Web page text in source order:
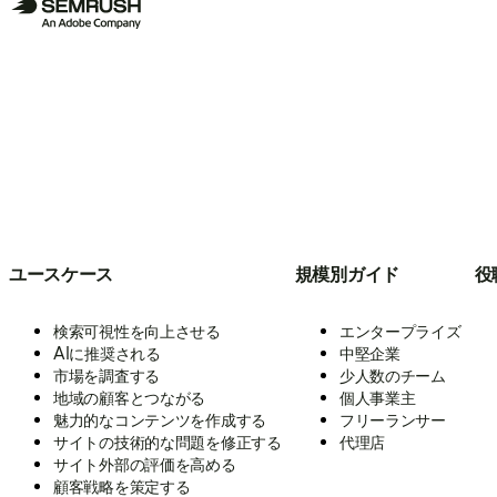
ユースケース
検索可視性を向上させる
AIに推奨される
市場を調査する
地域の顧客とつながる
魅力的なコンテンツを作成する
サイトの技術的な問題を修正する
サイト外部の評価を高める
顧客戦略を策定する
規模別ガイド
エンタープライズ
中堅企業
少人数のチーム
個人事業主
フリーランサー
代理店
役